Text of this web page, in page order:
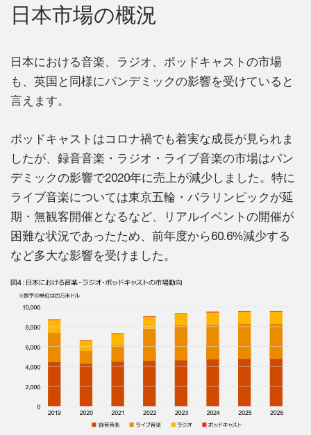
日本市場の概況
日本における音楽、ラジオ、ポッドキャストの市場
も、英国と同様にパンデミックの影響を受けていると
言えます。
ポッドキャストはコロナ禍でも着実な成長が見られま
したが、録音音楽・ラジオ・ライブ音楽の市場はパン
デミックの影響で2020年に売上が減少しました。特に
ライブ音楽については東京五輪・パラリンピックが延
期・無観客開催となるなど、リアルイベントの開催が
困難な状況であったため、前年度から60.6%減少する
など多大な影響を受けました。